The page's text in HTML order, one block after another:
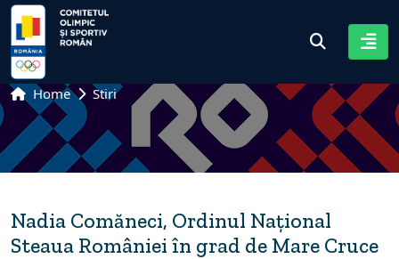
Home Stiri
Nadia Comăneci, Ordinul Național
Steaua României în grad de Mare Cruce